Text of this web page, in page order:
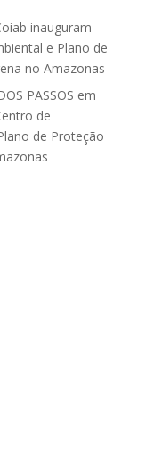
inauguram
e Plano de
no Amazonas
PASSOS em
de
de Proteção